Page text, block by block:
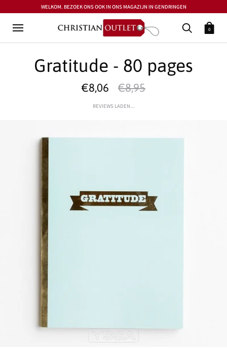
WELKOM. BEZOEK ONS OOK IN ONS MAGAZIJN IN GENDRINGEN
0
Gratitude - 80 pages
€8,06 €8,95
REVIEWS LADEN...